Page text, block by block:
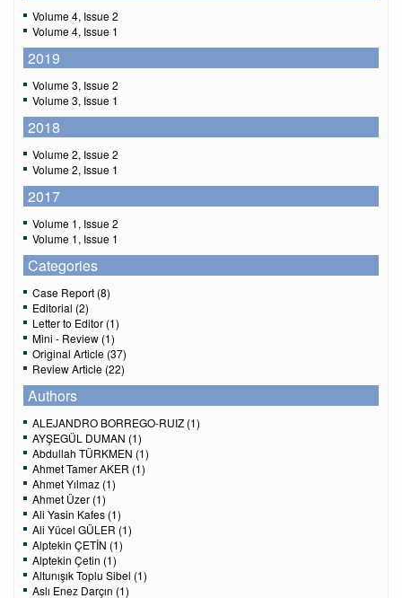
Volume 4, Issue 2
Volume 4, Issue 1
2019
Volume 3, Issue 2
Volume 3, Issue 1
2018
Volume 2, Issue 2
Volume 2, Issue 1
2017
Volume 1, Issue 2
Volume 1, Issue 1
Categories
Case Report (8)
Editorial (2)
Letter to Editor (1)
Mini - Review (1)
Original Article (37)
Review Article (22)
Authors
ALEJANDRO BORREGO-RUIZ (1)
AYŞEGÜL DUMAN (1)
Abdullah TÜRKMEN (1)
Ahmet Tamer AKER (1)
Ahmet Yılmaz (1)
Ahmet Üzer (1)
Ali Yasin Kafes (1)
Ali Yücel GÜLER (1)
Alptekin ÇETİN (1)
Alptekin Çetin (1)
Altunışık Toplu Sibel (1)
Aslı Enez Darçın (1)